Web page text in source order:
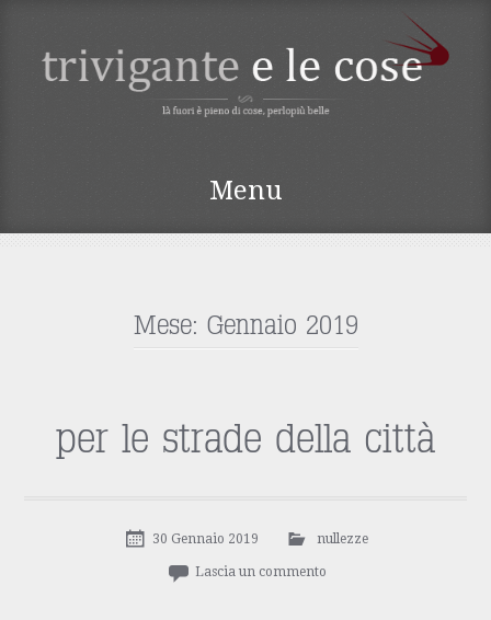
TRIVIGANTE E LE
Menu
Mese: Gennaio 2019
per le strade della città
30 Gennaio 2019 nullezze
Lascia un commento